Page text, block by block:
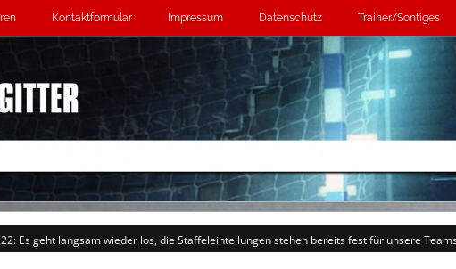
Kontaktformular Impressum Datenschutz Trainer/Sontiges
geht langsam wieder los, die Staffeleinteilungen stehen bereits fest für unsere Teams +++